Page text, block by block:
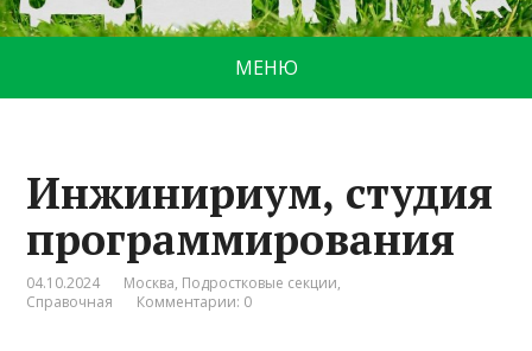
МЕНЮ
Инжинириум, студия
программирования
04.10.2024 Москва, Подростковые секции,
Справочная
Комментарии: 0